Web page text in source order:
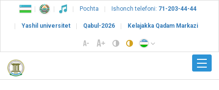
Pochta Ishonch telefoni: 71-203-44-44
Yashil universitet Qabul-2026 Kelajakka Qadam Markazi